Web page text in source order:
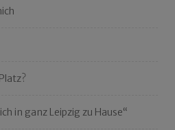
in ganz Leipzig zu Hause“